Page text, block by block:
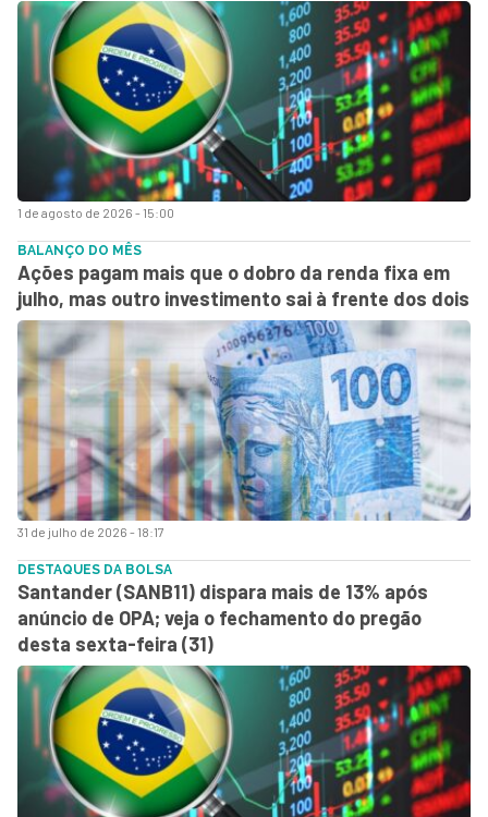
1 de agosto de 2026 - 15:00
31 de julho de 2026 - 18:17
BALANÇO DO MÊS
Ações pagam mais que o dobro da renda fixa em
julho, mas outro investimento sai à frente dos dois
DESTAQUES DA BOLSA
Santander (SANB11) dispara mais de 13% após
anúncio de OPA; veja o fechamento do pregão
desta sexta-feira (31)